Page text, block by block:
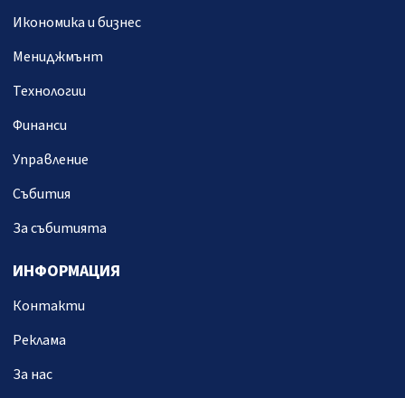
Икономика и бизнес
Мениджмънт
Технологии
Финанси
Управление
Събития
За събитията
ИНФОРМАЦИЯ
Контакти
Реклама
За нас